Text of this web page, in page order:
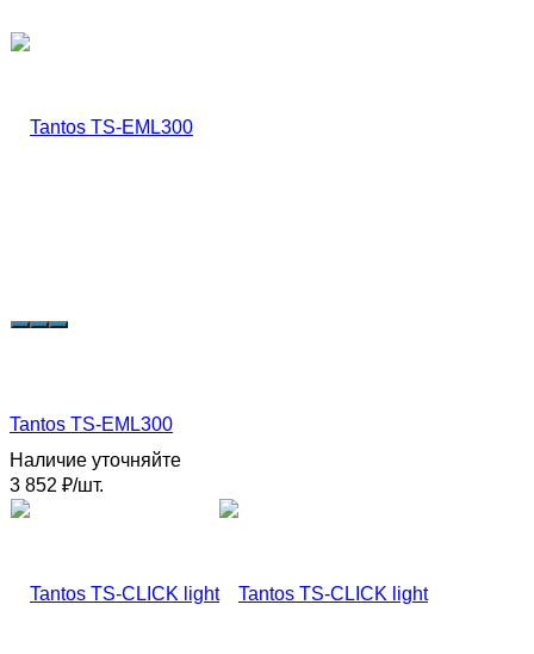
Tantos TS-EML300
Наличие уточняйте
3 852 ₽/шт.